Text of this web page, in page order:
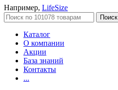
Например, LifeSize
Поиск
Каталог
О компании
Акции
База знаний
Контакты
...